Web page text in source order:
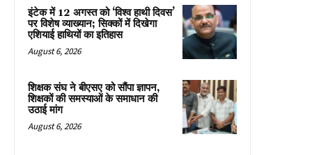
इंटेक में 12 अगस्त को ‘विश्व हाथी दिवस’
पर विशेष व्याख्यान; सिक्कों में दिखेगा
एशियाई हाथियों का इतिहास
August 6, 2026
शिक्षक संघ ने बीएसए को सौंपा ज्ञापन,
शिक्षकों की समस्याओं के समाधान की
उठाई मांग
August 6, 2026